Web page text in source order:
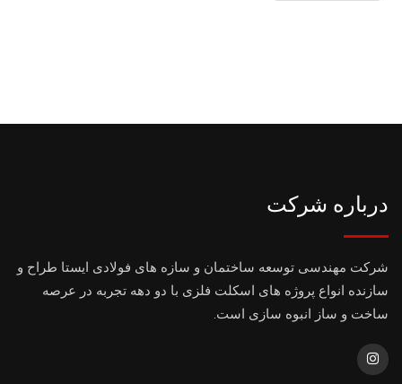
درباره شرکت
شرکت مهندسی توسعه ساختمان و سازه های فولادی ایستا طراح و
سازنده انواع پروژه های اسکلت فلزی با دو دهه تجربه در عرصه
ساخت و ساز انبوه سازی است.